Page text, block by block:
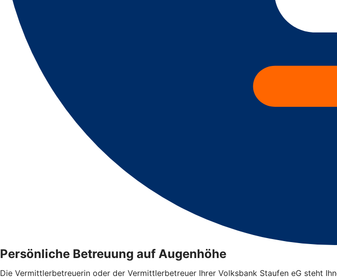
Persönliche Betreuung auf Augenhöhe
Die Vermittlerbetreuerin oder der Vermittlerbetreuer Ihrer Volksbank Staufen eG steht